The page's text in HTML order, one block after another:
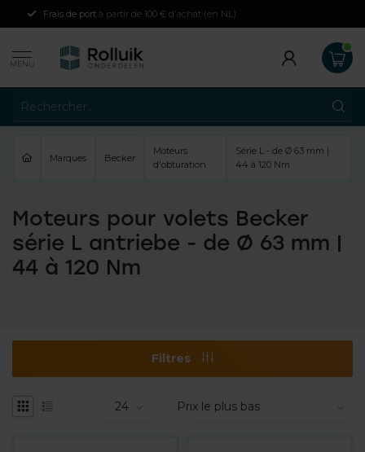
Frais de port à partir de 100 € d'achat (en NL)
MENU
Marques Becker
Moteurs
d'obturation
Série L - de Ø 63 mm |
44 à 120 Nm
Moteurs pour volets Becker
série L antriebe - de Ø 63 mm |
44 à 120 Nm
Filtres